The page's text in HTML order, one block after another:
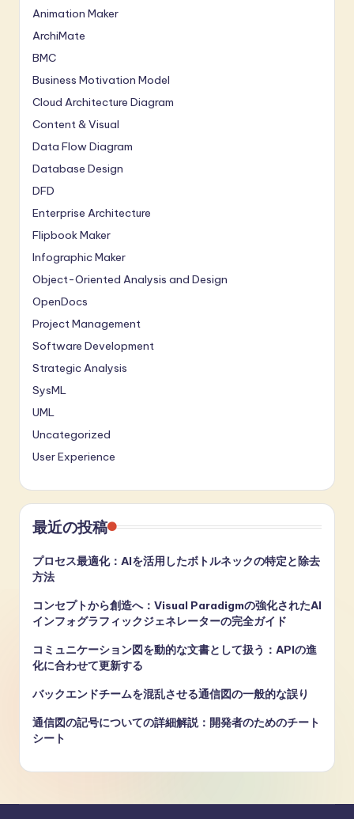
Animation Maker
ArchiMate
BMC
Business Motivation Model
Cloud Architecture Diagram
Content & Visual
Data Flow Diagram
Database Design
DFD
Enterprise Architecture
Flipbook Maker
Infographic Maker
Object-Oriented Analysis and Design
OpenDocs
Project Management
Software Development
Strategic Analysis
SysML
UML
Uncategorized
User Experience
最近の投稿
プロセス最適化：AIを活用したボトルネックの特定と除去
方法
コンセプトから創造へ：Visual Paradigmの強化されたAI
インフォグラフィックジェネレーターの完全ガイド
コミュニケーション図を動的な文書として扱う：APIの進
化に合わせて更新する
バックエンドチームを混乱させる通信図の一般的な誤り
通信図の記号についての詳細解説：開発者のためのチート
シート